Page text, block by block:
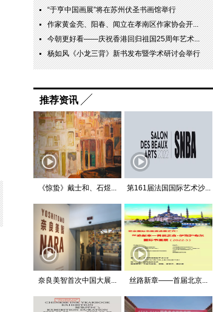
“于亨中国画展”将在苏州伏圣书画馆举行
作家黄金亮、阳春、闻立在孝南区作家协会开...
今朝更好看——庆祝香港回归祖国25周年艺术...
杨如风《小龙三背》新书发布暨学术研讨会举行
推荐资讯
《惊蛰》戴士和、石煜... 第161届法国国际艺术沙...
奈良美智首次中国大展... 丝路新章——首届北京...